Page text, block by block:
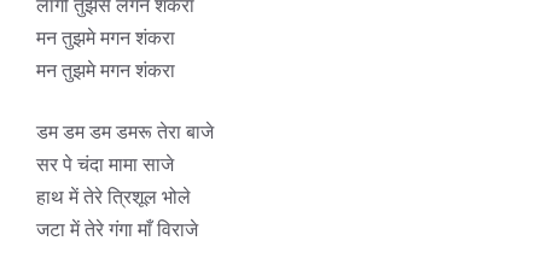
लागी तुझसे लगन शंकरा
मन तुझमे मगन शंकरा
मन तुझमे मगन शंकरा
डम डम डम डमरू तेरा बाजे
सर पे चंदा मामा साजे
हाथ में तेरे त्रिशूल भोले
जटा में तेरे गंगा माँ विराजे